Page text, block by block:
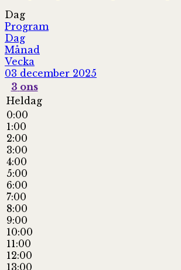
Dag
Program
Dag
Månad
Vecka
03 december 2025
3 ons
Heldag
0:00
1:00
2:00
3:00
4:00
5:00
6:00
7:00
8:00
9:00
10:00
11:00
12:00
13:00